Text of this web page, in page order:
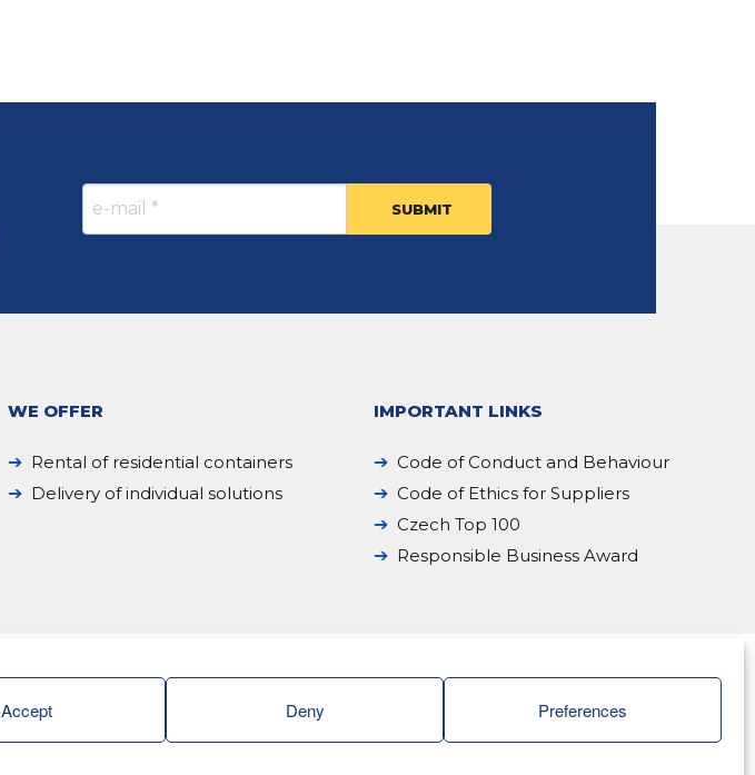
Accept Deny Preferences
WE OFFER
Rental of residential containers
Delivery of individual solutions
IMPORTANT LINKS
Code of Conduct and Behaviour
Code of Ethics for Suppliers
Czech Top 100
Responsible Business Award